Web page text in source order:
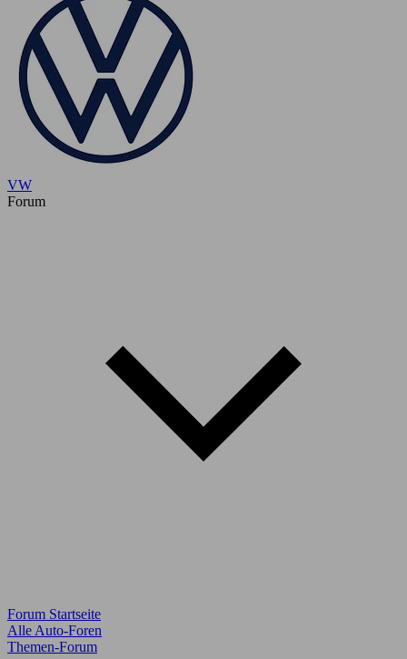
VW
Forum
Forum Startseite
Alle Auto-Foren
Themen-Forum